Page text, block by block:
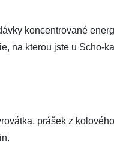
koncentrované
na kterou jste u Scho-
prášek z